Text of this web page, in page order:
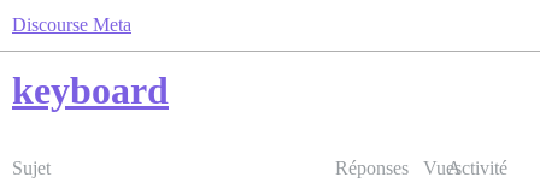
Discourse Meta
keyboard
Sujet Réponses VuesActivité